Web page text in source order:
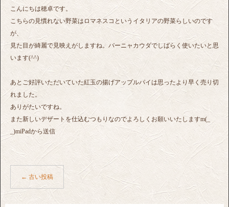
こんにちは穂卓です。
こちらの見慣れない野菜はロマネスコというイタリアの野菜らしいのです
が、
見た目が綺麗で見映えがしますね。バーニャカウダでしばらく使いたいと思
います(^^)
あとご好評いただいていた紅玉の揚げアップルパイは思ったより早く売り切
れました。
ありがたいですね。
また新しいデザートを仕込むつもりなのでよろしくお願いいたしますm(_
_)miPadから送信
← 古い投稿